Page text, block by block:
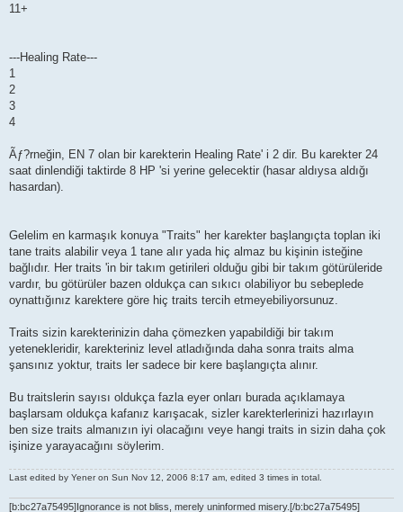
11+
---Healing Rate---
1
2
3
4
Ãƒ?rneğin, EN 7 olan bir karekterin Healing Rate' i 2 dir. Bu karekter 24
saat dinlendiği taktirde 8 HP 'si yerine gelecektir (hasar aldıysa aldığı
hasardan).
Gelelim en karmaşık konuya "Traits" her karekter başlangıçta toplan iki
tane traits alabilir veya 1 tane alır yada hiç almaz bu kişinin isteğine
bağlıdır. Her traits 'in bir takım getirileri olduğu gibi bir takım götürüleride
vardır, bu götürüler bazen oldukça can sıkıcı olabiliyor bu sebeplede
oynattığınız karektere göre hiç traits tercih etmeyebiliyorsunuz.
Traits sizin karekterinizin daha çömezken yapabildiği bir takım
yetenekleridir, karekteriniz level atladığında daha sonra traits alma
şansınız yoktur, traits ler sadece bir kere başlangıçta alınır.
Bu traitslerin sayısı oldukça fazla eyer onları burada açıklamaya
başlarsam oldukça kafanız karışacak, sizler karekterlerinizi hazırlayın
ben size traits almanızın iyi olacağını veye hangi traits in sizin daha çok
işinize yarayacağını söylerim.
Last edited by Yeneron Sun Nov 12, 2006 8:17 am, edited 3 times in total.
[b:bc27a75495]Ignorance is not bliss, merely uninformed misery.[/b:bc27a75495]